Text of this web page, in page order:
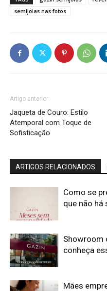
semijoias nas fotos
Artigo anterior
Jaqueta de Couro: Estilo
Atemporal com Toque de
Sofisticação
ARTIGOS RELACIONADOS
Como se
que não há
Showroom
conheça
Mães